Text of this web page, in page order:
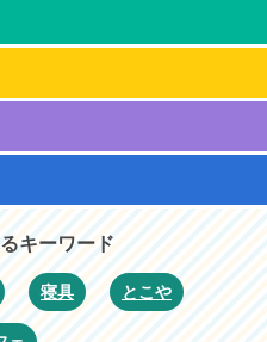
キーワード
寝具 とこや